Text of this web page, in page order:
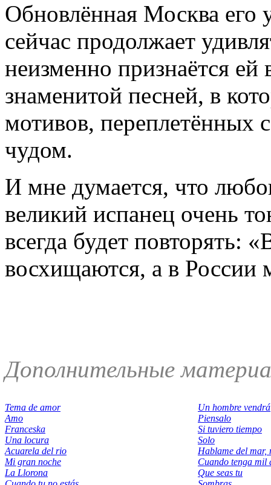
Обновлённая Москва его
сейчас продолжает
неизменно признаётся
знаменитой песней, в
мотивов, переплетённых
чудом.
И мне думается, что
великий испанец очень
всегда будет повторять:
восхищаются, а в России
Дополнительные
Tema de amor
Amo
Franceska
Una locura
Acuarela del rio
Mi gran noche
La Llorona
Un hombre vendrá
Piensalo
Si tuviero tiempo
Solo
Hablame del mar,
Cuando tenga mil
Que seas tu